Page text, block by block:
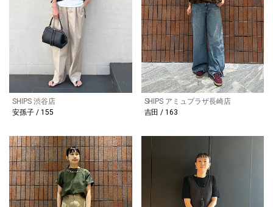
SHIPS 渋谷店
安孫子 / 155
SHIPS アミュプラザ長崎店
吉田 / 163